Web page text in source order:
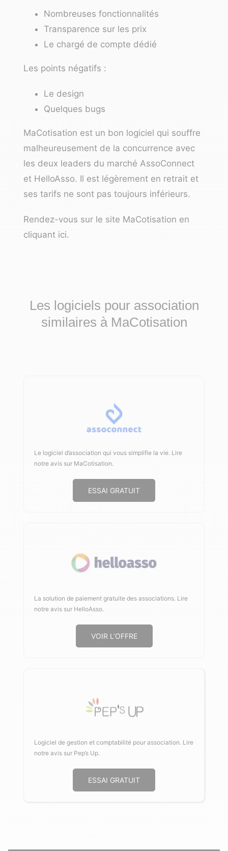
Nombreuses fonctionnalités
Transparence sur les prix
Le chargé de compte dédié
Les points négatifs :
Le design
Quelques bugs
MaCotisation est un bon logiciel qui souffre
malheureusement de la concurrence avec
les deux leaders du marché AssoConnect
et HelloAsso. Il est légèrement en retrait et
ses tarifs ne sont pas toujours inférieurs.
Rendez-vous sur le site MaCotisation en
cliquant ici.
Les logiciels pour association
similaires à MaCotisation
Le logiciel d’association qui vous simplifie la vie. Lire
notre avis sur MaCotisation.
ESSAI GRATUIT
La solution de paiement gratuite des associations. Lire
notre avis sur HelloAsso.
VOIR L’OFFRE
Logiciel de gestion et comptabilité pour association. Lire
notre avis sur Pep’s Up.
ESSAI GRATUIT